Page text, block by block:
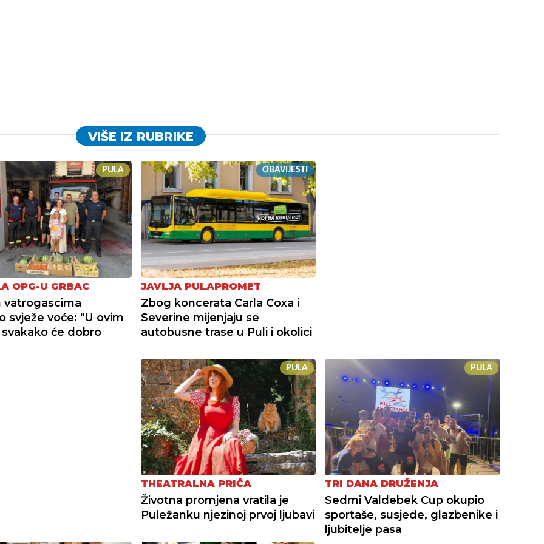
VIŠE IZ RUBRIKE
PULA
OPG-U GRBAC
vatrogascima
svježe voće: "U ovim
će dobro
OBAVIJESTI
JAVLJA PULAPROMET
Zbog koncerata Carla Coxa i
Severine mijenjaju se
autobusne trase u Puli i okolici
PULA
THEATRALNA PRIČA
Životna promjena vratila je
Puležanku njezinoj prvoj ljubavi
PULA
TRI DANA DRUŽENJA
Sedmi Valdebek Cup okupio
sportaše, susjede, glazbenike i
ljubitelje pasa